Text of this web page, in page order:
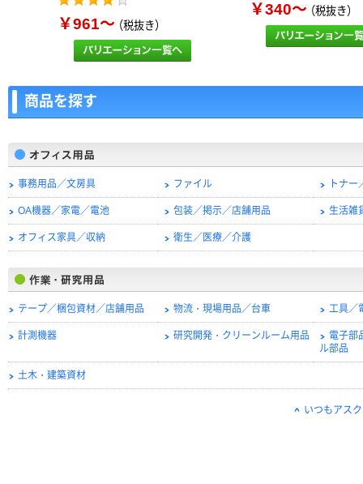
￥961～（税抜き）
￥340～（税抜き）
商品を探す
事務用品／文房具 ファイル トナ
OA機器／家電／電池 包装／掲示／店舗用品 生活雑
オフィス家具／収納 衛生／医療／介護
テープ／梱包資材／店舗用品 物流・現場用品／台車 工具／
計測機器 研究開発・クリーンルーム用品
電子部
ル部品
土木・建築資材
いつもアス